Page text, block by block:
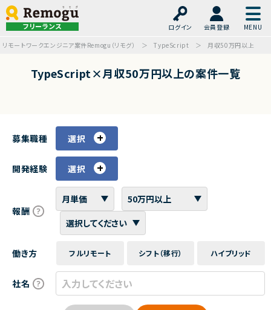
フリーランス ログイン
会員登録
リモートワークエンジニア案件Remogu（リモグ）
TypeScript 月収50万円以上
TypeScript×月収50万円以上の案件一覧
募集職種 選択
開発経験 選択
報酬
働き方 フルリモート シフト（移行） ハイブリッド
社名